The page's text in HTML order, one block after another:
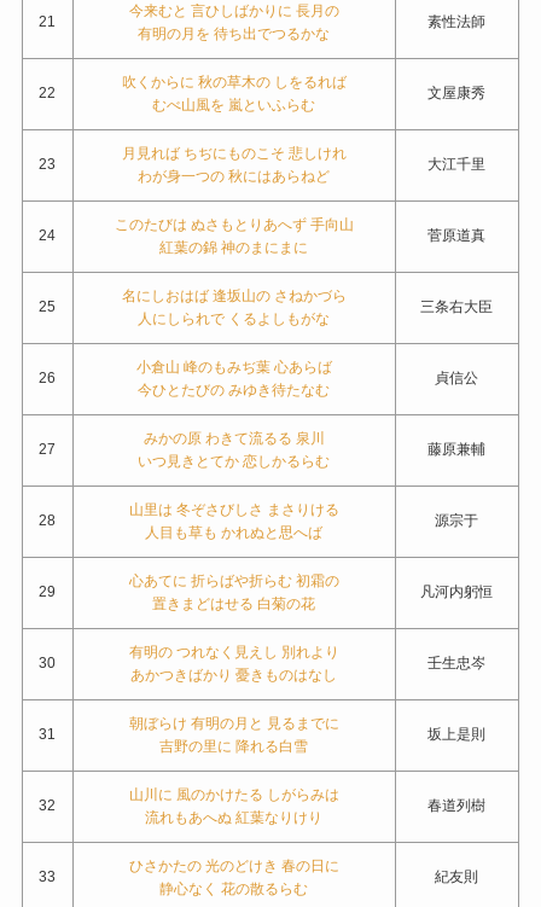
21
今来むと 言ひしばかりに 長月の
有明の月を 待ち出でつるかな
素性法師
22
吹くからに 秋の草木の しをるれば
むべ山風を 嵐といふらむ
文屋康秀
23
月見れば ちぢにものこそ 悲しけれ
わが身一つの 秋にはあらねど
大江千里
24
このたびは ぬさもとりあへず 手向山
紅葉の錦 神のまにまに
菅原道真
25
名にしおはば 逢坂山の さねかづら
人にしられで くるよしもがな
三条右大臣
26
小倉山 峰のもみぢ葉 心あらば
今ひとたびの みゆき待たなむ
貞信公
27
みかの原 わきて流るる 泉川
いつ見きとてか 恋しかるらむ
藤原兼輔
28
山里は 冬ぞさびしさ まさりける
人目も草も かれぬと思へば
源宗于
29
心あてに 折らばや折らむ 初霜の
置きまどはせる 白菊の花
凡河内躬恒
30
有明の つれなく見えし 別れより
あかつきばかり 憂きものはなし
壬生忠岑
31
朝ぼらけ 有明の月と 見るまでに
吉野の里に 降れる白雪
坂上是則
32
山川に 風のかけたる しがらみは
流れもあへぬ 紅葉なりけり
春道列樹
33
ひさかたの 光のどけき 春の日に
静心なく 花の散るらむ
紀友則